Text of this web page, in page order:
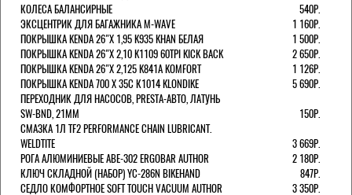
КОЛЕСА БАЛАНСИРНЫЕ
540Р.
ЭКСЦЕНТРИК ДЛЯ БАГАЖНИКА M-WAVE
1 160Р.
ПОКРЫШКА KENDA 26"Х 1,95 K935 KHAN БЕЛАЯ
1 500Р.
ПОКРЫШКА KENDA 26"Х 2,10 K1109 60TPI KICK BACK
2 650Р.
ПОКРЫШКА KENDA 26"Х 2,125 K841A KOMFORT
1 126Р.
ПОКРЫШКА KENDA 700 Х 35С К1014 KLONDIKE
5 690Р.
ПЕРЕХОДНИК ДЛЯ НАСОСОВ, PRESTA-АВТО, ЛАТУНЬ
SW-BND, 21ММ
150Р.
СМАЗКА 1Л TF2 PERFORMANCE CHAIN LUBRICANT.
WELDTITE
3 669Р.
РОГА АЛЮМИНИЕВЫЕ ABE-302 ERGOBAR AUTHOR
2 180Р.
КЛЮЧ СКЛАДНОЙ (НАБОР) YC-286N BIKEHAND
847Р.
СЕДЛО КОМФОРТНОЕ SOFT TOUCH VACUUM AUTHOR
3 350Р.